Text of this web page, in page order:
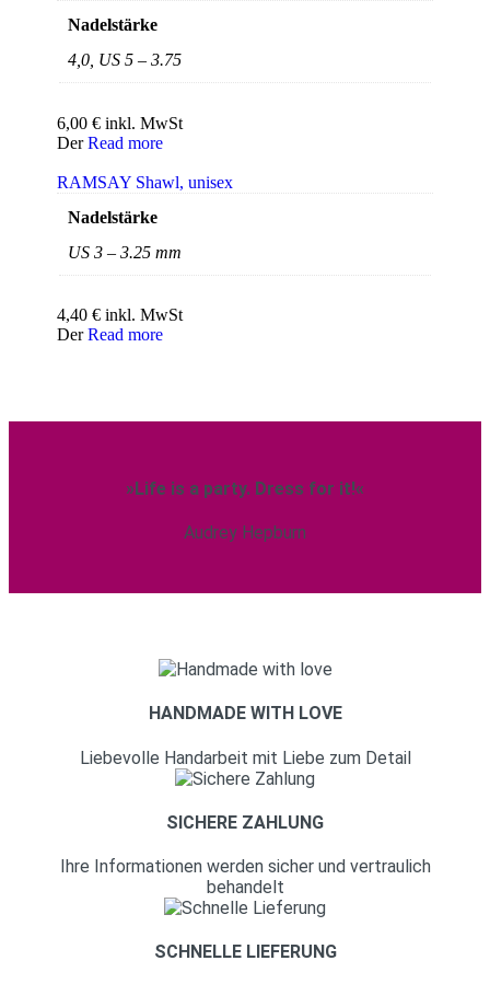
Nadelstärke
4,0, US 5 – 3.75
6,00 € inkl. MwSt
DerRead more
RAMSAY Shawl, unisex
Nadelstärke
US 3 – 3.25 mm
4,40 € inkl. MwSt
DerRead more
»Life is a party. Dress for it!«
Audrey Hepburn
HANDMADE WITH LOVE
Liebevolle Handarbeit mit Liebe zum Detail
SICHERE ZAHLUNG
Ihre Informationen werden sicher und vertraulich
behandelt
SCHNELLE LIEFERUNG